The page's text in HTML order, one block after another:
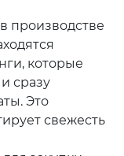
производстве
которые
сразу
Это
свежесть